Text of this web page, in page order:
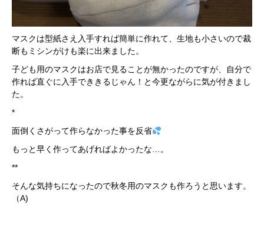
マスクは型紙さえ入手すれば簡単に作れて、生地も小さいので裁
断もミシンがけも楽に出来ました。
子ども用のマスクはお店で見ることが無かったのですが、自分で
作れば直ぐに入手でききるじゃん！と今更ながらに気が付きまし
た。
*
面倒くさがって作らなかった事を反省
もっと早く作ってあげればよかったな…。
**
そんな気持ちになったので秋冬用のマスクも作ろうと思います。
（A)